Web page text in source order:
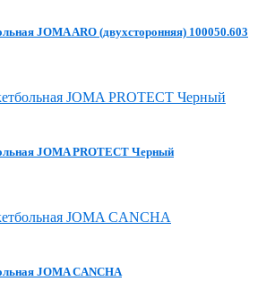
JOMA ARO (двухсторонняя) 100050.603
JOMA PROTECT Черный
JOMA CANCHA